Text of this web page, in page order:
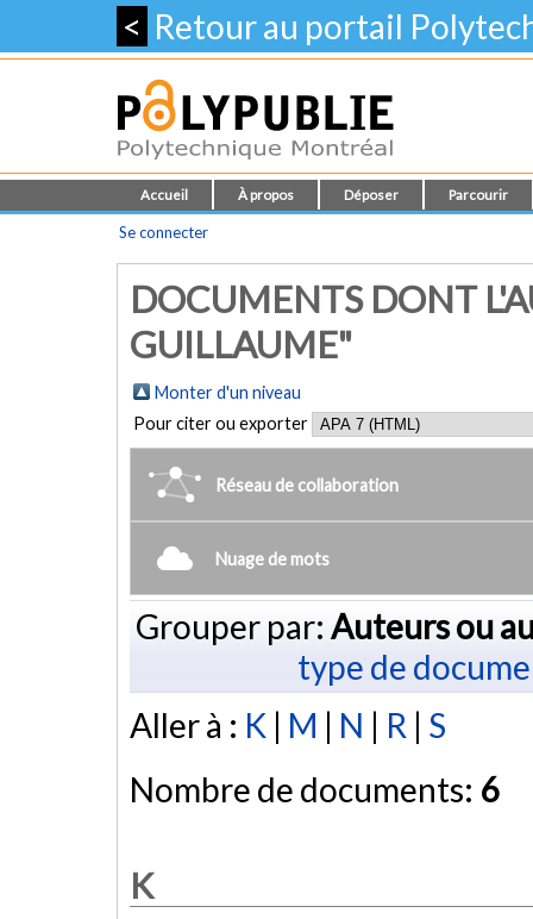
< Retour au portail
Accueil À propos Déposer Parcourir
Se connecter
DOCUMENTS DONT
GUILLAUME"
Monter d'un niveau
Pour citer ou exporter
Réseau de collaboration
Nuage de mots
Grouper par: Auteurs ou
type de
Aller à : K | M | N | R | S
Nombre de documents: 6
K